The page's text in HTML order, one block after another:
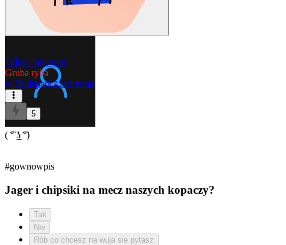
Tylko_Seweryn
Gruba ryba
w Hydepark2 lata temu
5
( ͡° ͜ʖ ͡°)
#gownowpis
Jager i chipsiki na mecz naszych kopaczy?
Tak
Nie
Rób co chcesz na wuja sie pytasz